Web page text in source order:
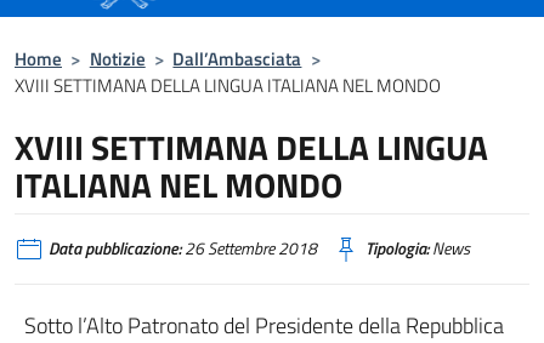
Home > Notizie > Dall’Ambasciata >
XVIII SETTIMANA DELLA LINGUA ITALIANA NEL MONDO
XVIII SETTIMANA DELLA LINGUA
ITALIANA NEL MONDO
Data pubblicazione:26 Settembre 2018 Tipologia:News
Sotto l’Alto Patronato del Presidente della Repubblica